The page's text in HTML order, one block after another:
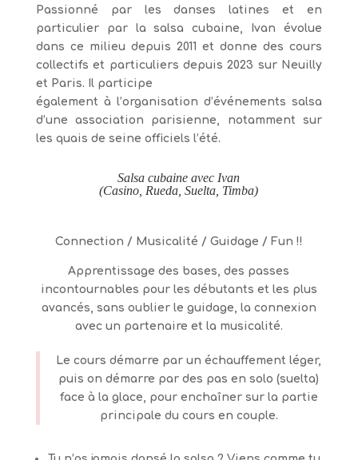
Passionné par les danses latines et en
particulier par la salsa cubaine, Ivan évolue
dans ce milieu depuis 2011 et donne des cours
collectifs et particuliers depuis 2023 sur Neuilly
et Paris. Il participe
également à l’organisation d’événements salsa
d’une association parisienne, notamment sur
les quais de seine officiels l’été.
Salsa cubaine avec Ivan
(Casino, Rueda, Suelta, Timba)
Connection / Musicalité / Guidage / Fun !!
Apprentissage des bases, des passes
incontournables pour les débutants et les plus
avancés, sans oublier le guidage, la connexion
avec un partenaire et la musicalité.
Le cours démarre par un échauffement léger,
puis on démarre par des pas en solo (suelta)
face à la glace, pour enchaîner sur la partie
principale du cours en couple.